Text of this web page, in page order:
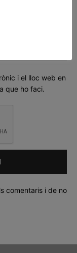
i el lloc web en
que ho faci.
comentaris i de no